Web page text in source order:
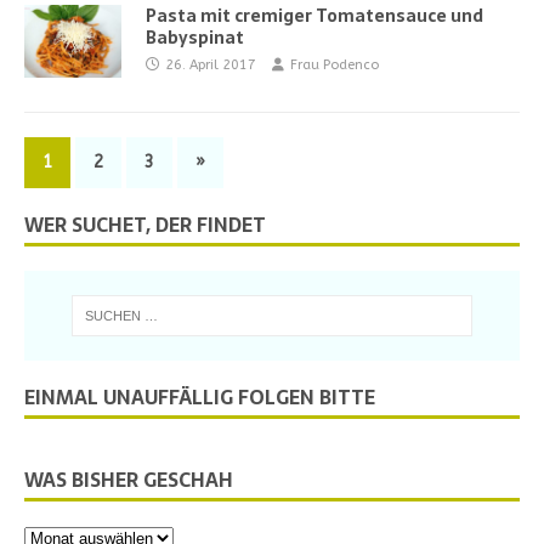
Pasta mit cremiger Tomatensauce und
Babyspinat
26. April 2017 Frau Podenco
1 2 3 »
WER SUCHET, DER FINDET
EINMAL UNAUFFÄLLIG FOLGEN BITTE
WAS BISHER GESCHAH